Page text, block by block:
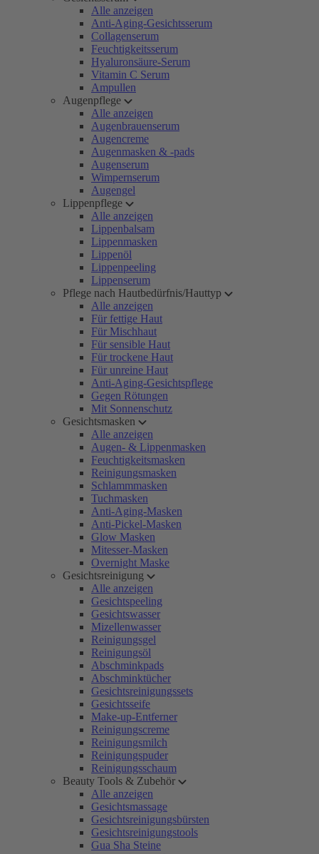
Alle anzeigen
Anti-Aging-Gesichtsserum
Collagenserum
Feuchtigkeitsserum
Hyaluronsäure-Serum
Vitamin C Serum
Ampullen
Augenpflege
Alle anzeigen
Augenbrauenserum
Augencreme
Augenmasken & -pads
Augenserum
Wimpernserum
Augengel
Lippenpflege
Alle anzeigen
Lippenbalsam
Lippenmasken
Lippenöl
Lippenpeeling
Lippenserum
Pflege nach Hautbedürfnis/Hauttyp
Alle anzeigen
Für fettige Haut
Für Mischhaut
Für sensible Haut
Für trockene Haut
Für unreine Haut
Anti-Aging-Gesichtspflege
Gegen Rötungen
Mit Sonnenschutz
Gesichtsmasken
Alle anzeigen
Augen- & Lippenmasken
Feuchtigkeitsmasken
Reinigungsmasken
Schlammmasken
Tuchmasken
Anti-Aging-Masken
Anti-Pickel-Masken
Glow Masken
Mitesser-Masken
Overnight Maske
Gesichtsreinigung
Alle anzeigen
Gesichtspeeling
Gesichtswasser
Mizellenwasser
Reinigungsgel
Reinigungsöl
Abschminkpads
Abschminktücher
Gesichtsreinigungssets
Gesichtsseife
Make-up-Entferner
Reinigungscreme
Reinigungsmilch
Reinigungspuder
Reinigungsschaum
Beauty Tools & Zubehör
Alle anzeigen
Gesichtsmassage
Gesichtsreinigungsbürsten
Gesichtsreinigungstools
Gua Sha Steine